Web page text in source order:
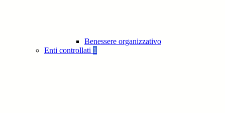
Benessere organizzativo
Enti controllati 1